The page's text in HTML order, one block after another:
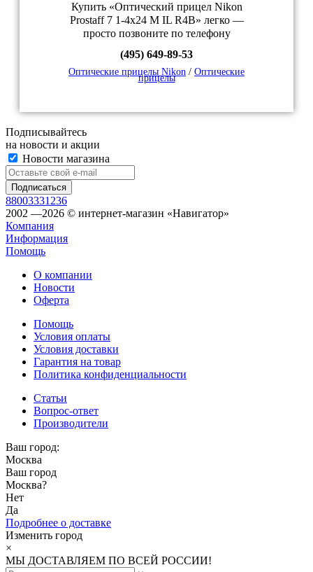
Купить «Оптический прицел Nikon
Prostaff 7 1-4x24 M IL R4B» легко —
просто позвоните по телефону
(495) 649-89-53
Оптические прицелы Nikon / Оптические
прицелы
Подписывайтесь
на новости и акции
Новости магазина
88003331236
2002 —2026 © интернет-магазин «Навигатор»
Компания
Информация
Помощь
О компании
Новости
Оферта
Помощь
Условия оплаты
Условия доставки
Гарантия на товар
Политика конфиденциальности
Статьи
Вопрос-ответ
Производители
Ваш город:
Москва
Ваш город
Москва?
Нет
Да
Подробнее о доставке
Изменить город
×
МЫ ДОСТАВЛЯЕМ ПО ВСЕЙ РОССИИ!